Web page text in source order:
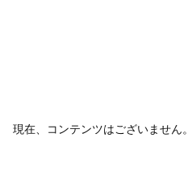
現在、コンテンツはございません。